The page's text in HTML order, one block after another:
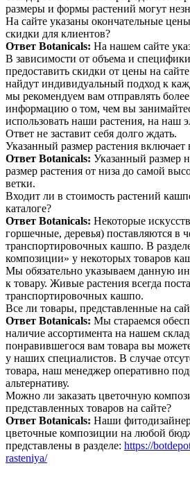
размеры и формы растений могут
На сайте указаны окончательные
скидки для клиентов?
Ответ Botanicals: На нашем сайте
В зависимости от объема и
предоставить скидки от цены на
найдут индивидуальный подход к
мы рекомендуем вам отправлять
информацию о том, чем вы
использовать наши растения, на наш
Ответ не заставит себя долго ждать.
Указанный размер растения включает
Ответ Botanicals: Указанный размер
размер растения от низа до самой
ветки.
Входит ли в стоимость растений
каталоге?
Ответ Botanicals: Некоторые
горшечные, деревья) поставляются в
транспортировочных кашпо. В
композиции» у некоторых товаров
Мы обязательно указываем данную
к товару. Живые растения всегда
транспортировочных кашпо.
Все ли товары, представленные на
Ответ Botanicals: Мы стараемся
наличие ассортимента на нашем
понравившегося вам товара вы
у наших специалистов. В случае
товара, наш менеджер оперативно
альтернативу.
Можно ли заказать цветочную
представленных товаров на сайте?
Ответ Botanicals: Наши
цветочные композиции на любой
представлены в разделе: https://
rasteniya/